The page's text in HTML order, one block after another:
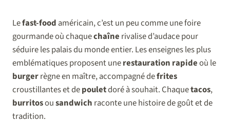
Lefast-food américain, c’est un peu comme une foire
gourmande où chaquechaîne rivalise d’audace pour
séduire les palais du monde entier. Les enseignes les plus
emblématiques proposent unerestauration rapideoù le
burgerrègne en maître, accompagné defrites
croustillantes et depouletdoré à souhait. Chaquetacos,
burritosousandwich raconte une histoire de goût et de
tradition.